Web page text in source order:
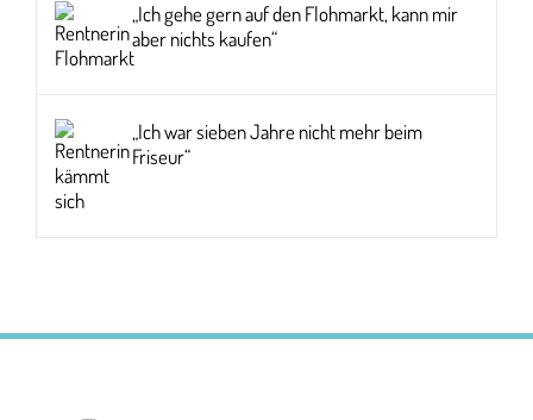
„Ich gehe gern auf den Flohmarkt, kann mir
aber nichts kaufen“
„Ich war sieben Jahre nicht mehr beim
Friseur“